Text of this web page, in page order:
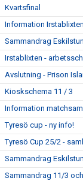
Kvartsfinal
Information Irstablixten
Sammandrag
Irstablixten -
Avslutning - Prison
Kioskschema 11 / 3
Information
Tyresö cup - ny info!
Tyresö Cup 25/2 -
Sammandrag
Sammandrag 11/3